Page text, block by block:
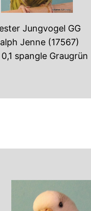
Jungvogel GG
Jenne (17567)
spangle Graugrün